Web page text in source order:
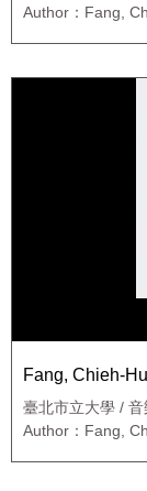
Author：Fang,
Fang, Chieh-
臺北市立大學 /
Author：Fang,